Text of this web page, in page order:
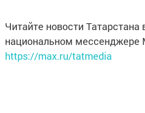
Читайте новости Татарстана
национальном мессенджере
https://max.ru/tatmedia